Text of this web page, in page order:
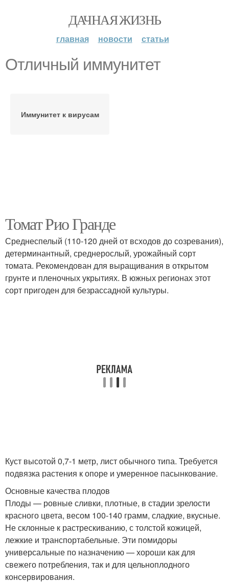
ДАЧНАЯ ЖИЗНЬ
главная новости статьи
Отличный иммунитет
Иммунитет к вирусам
Томат Рио Гранде
Среднеспелый (110-120 дней от всходов до созревания),
детерминантный, среднерослый, урожайный сорт
томата. Рекомендован для выращивания в открытом
грунте и пленочных укрытиях. В южных регионах этот
сорт пригоден для безрассадной культуры.
Куст высотой 0,7-1 метр, лист обычного типа. Требуется
подвязка растения к опоре и умеренное пасынкование.
Основные качества плодов
Плоды — ровные сливки, плотные, в стадии зрелости
красного цвета, весом 100-140 грамм, сладкие, вкусные.
Не склонные к растрескиванию, с толстой кожицей,
лежкие и транспортабельные. Эти помидоры
универсальные по назначению — хороши как для
свежего потребления, так и для цельноплодного
консервирования.